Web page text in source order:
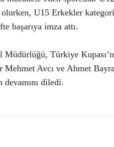
U15 Erkekler
başarıya imza attı.
Türkiye
Avcı ve Ahmet
devamını diledi.